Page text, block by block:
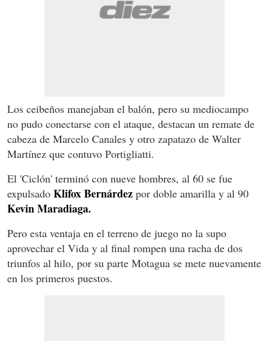
Los ceibeños manejaban el balón, pero su mediocampo
no pudo conectarse con el ataque, destacan un remate de
cabeza de Marcelo Canales y otro zapatazo de Walter
Martínez que contuvo Portigliatti.
El 'Ciclón' terminó con nueve hombres, al 60 se fue
expulsado Klifox Bernárdez por doble amarilla y al 90
Kevin Maradiaga.
Pero esta ventaja en el terreno de juego no la supo
aprovechar el Vida y al final rompen una racha de dos
triunfos al hilo, por su parte Motagua se mete nuevamente
en los primeros puestos.